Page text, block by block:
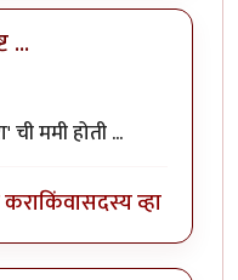
...
पेशवेll
ममी होती ...
किंवासदस्य व्हा